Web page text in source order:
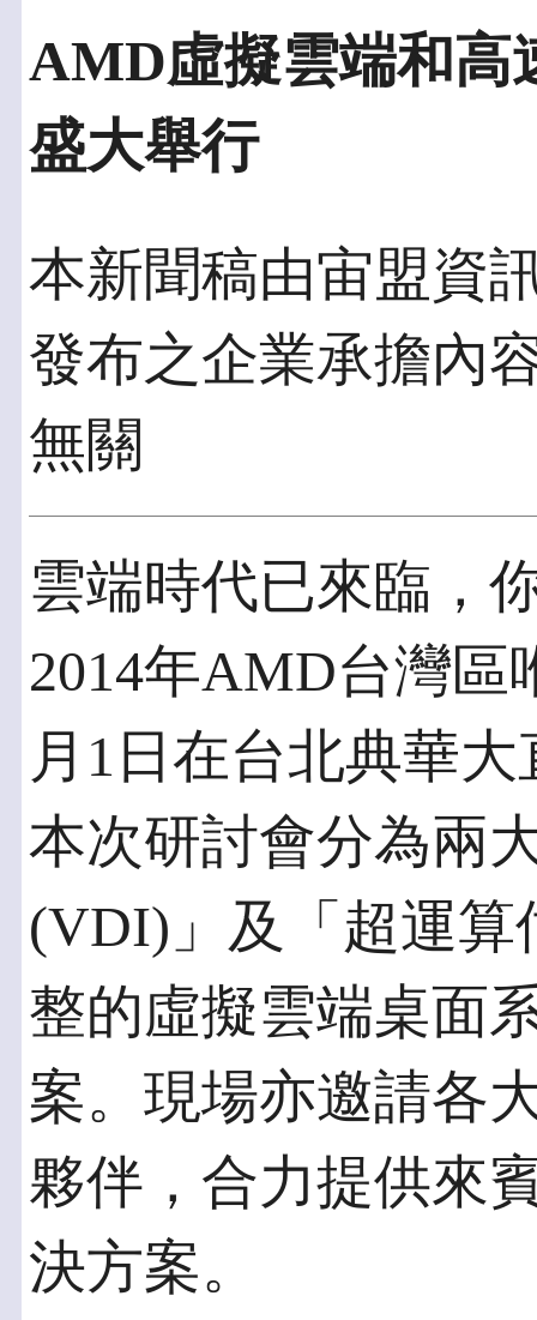
AMD虛擬雲端和高
盛大舉行
本新聞稿由宙盟資
發布之企業承擔內
無關
雲端時代已來臨，
2014年AMD台灣區
月1日在台北典華
本次研討會分為兩
(VDI)」及「超運算
整的虛擬雲端桌面
案。現場亦邀請各
夥伴，合力提供來
決方案。